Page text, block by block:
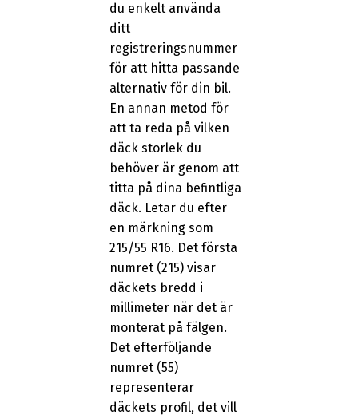
du enkelt använda
ditt
registreringsnummer
för att hitta passande
alternativ för din bil.
En annan metod för
att ta reda på vilken
däck storlek du
behöver är genom att
titta på dina befintliga
däck. Letar du efter
en märkning som
215/55 R16. Det första
numret (215) visar
däckets bredd i
millimeter när det är
monterat på fälgen.
Det efterföljande
numret (55)
representerar
däckets profil, det vill